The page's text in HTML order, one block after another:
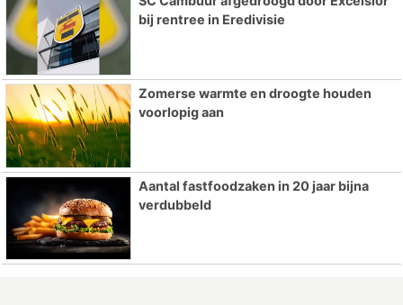
bij rentree in Eredivisie
Zomerse warmte en droogte houden
voorlopig aan
Aantal fastfoodzaken in 20 jaar bijna
verdubbeld